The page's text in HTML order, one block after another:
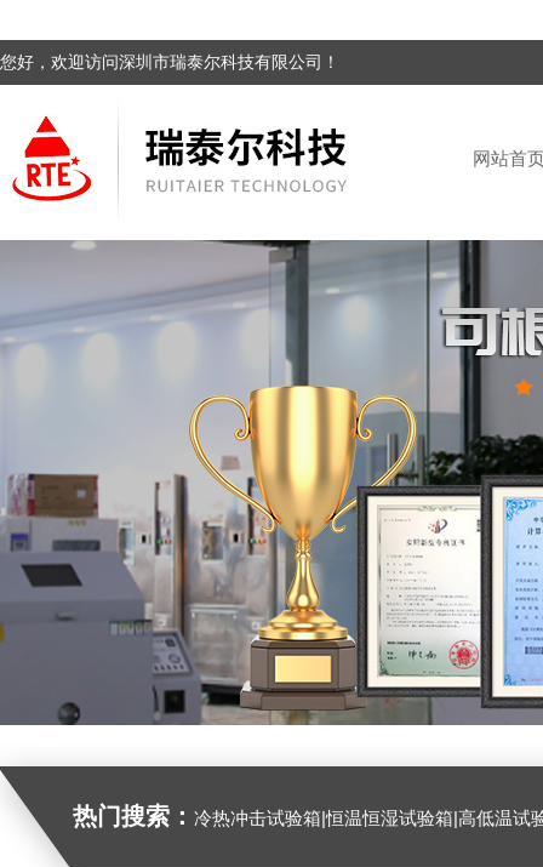
您好，欢迎访问深圳市瑞泰尔科技有限公司！
网站首
热门搜索： 冷热冲击试验箱|恒温恒湿试验箱|高低温试验箱|高低温交变试验箱|盐雾机|紫外线试验机|淋雨试验箱|臭氧试验箱|振动试